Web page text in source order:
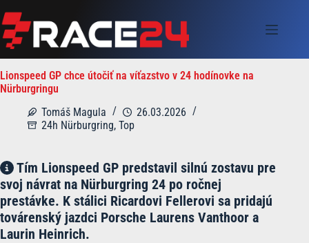
to
content
Lionspeed GP chce útočiť na víťazstvo v 24 hodínovke na
Nürburgringu
Tomáš Magula
26.03.2026
24h Nürburgring, Top
Tím Lionspeed GP predstavil silnú zostavu pre
svoj návrat na Nürburgring 24 po ročnej
prestávke. K stálici Ricardovi Fellerovi sa pridajú
továrenský jazdci Porsche Laurens Vanthoor a
Laurin Heinrich.